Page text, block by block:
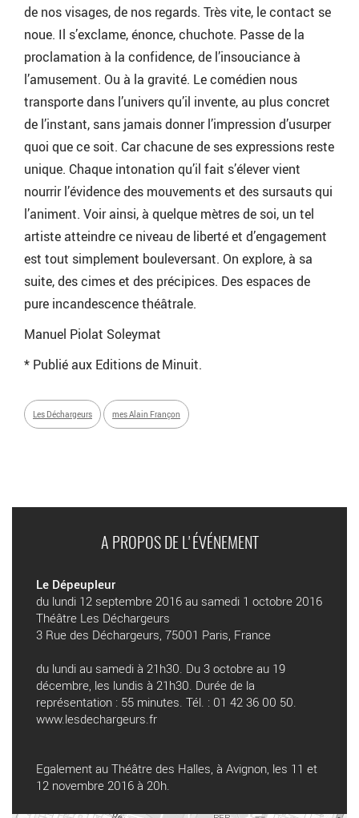
de nos visages, de nos regards. Très vite, le contact se
noue. Il s’exclame, énonce, chuchote. Passe de la
proclamation à la confidence, de l’insouciance à
l’amusement. Ou à la gravité. Le comédien nous
transporte dans l’univers qu’il invente, au plus concret
de l’instant, sans jamais donner l’impression d’usurper
quoi que ce soit. Car chacune de ses expressions reste
unique. Chaque intonation qu’il fait s’élever vient
nourrir l’évidence des mouvements et des sursauts qui
l’animent. Voir ainsi, à quelque mètres de soi, un tel
artiste atteindre ce niveau de liberté et d’engagement
est tout simplement bouleversant. On explore, à sa
suite, des cimes et des précipices. Des espaces de
pure incandescence théâtrale.
Manuel Piolat Soleymat
* Publié aux Editions de Minuit.
Les Déchargeurs mes Alain Françon
A PROPOS DE L'ÉVÉNEMENT
Le Dépeupleur
du lundi 12 septembre 2016 au samedi 1 octobre 2016
Théâtre Les Déchargeurs
3 Rue des Déchargeurs, 75001 Paris, France
du lundi au samedi à 21h30. Du 3 octobre au 19
décembre, les lundis à 21h30. Durée de la
représentation : 55 minutes. Tél. : 01 42 36 00 50.
www.lesdechargeurs.fr
Egalement au Théâtre des Halles, à Avignon, les 11 et
12 novembre 2016 à 20h.